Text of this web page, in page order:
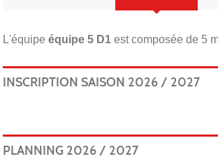
L'équipe équipe 5 D1 est composée de 5
INSCRIPTION SAISON 2026 / 2027
PLANNING 2026 / 2027